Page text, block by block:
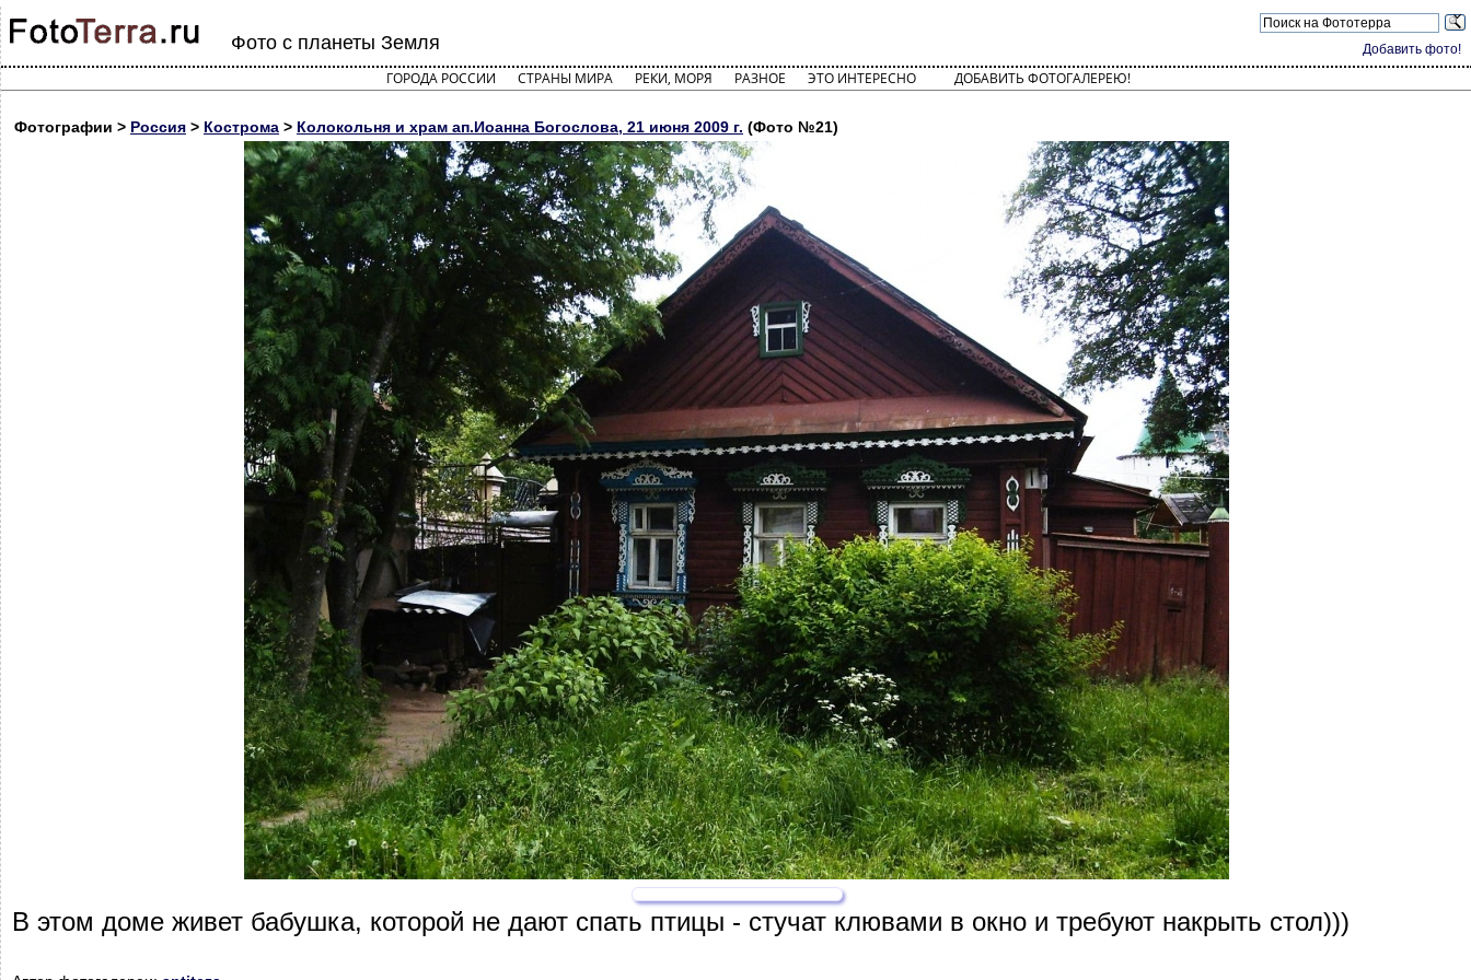
Добавить фото!
Фото с планеты Земля
ГОРОДА РОССИИ СТРАНЫ МИРА РЕКИ, МОРЯ РАЗНОЕ ЭТО ИНТЕРЕСНО ДОБАВИТЬ ФОТОГАЛЕРЕЮ!
Фотографии > Россия > Кострома > Колокольня и храм ап.Иоанна Богослова, 21 июня 2009 г. (Фото №21)
В этом доме живет бабушка, которой не дают спать птицы - стучат клювами в окно и требуют накрыть стол)))